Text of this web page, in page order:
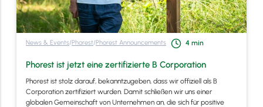
News & Events/Phorest/Phorest Announcements 4 min
Phorest ist jetzt eine zertifizierte B Corporation
Phorest ist stolz darauf, bekanntzugeben, dass wir offiziell als B
Corporation zertifiziert wurden. Damit schließen wir uns einer
globalen Gemeinschaft von Unternehmen an, die sich für positive